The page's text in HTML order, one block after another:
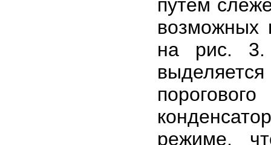
путем
возможных
на рис. 3.
режиме,